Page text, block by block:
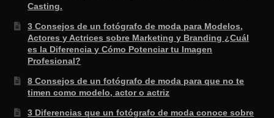
Casting.
3 Consejos de un fotógrafo de moda para Modelos,
Actores y Actrices sobre Marketing y Branding ¿Cuál
es la Diferencia y Cómo Potenciar tu Imagen
Profesional?
8 Consejos de un fotógrafo de moda para que no te
timen como modelo, actor o actriz
3 Diferencias que un fotógrafo de moda conoce sobre